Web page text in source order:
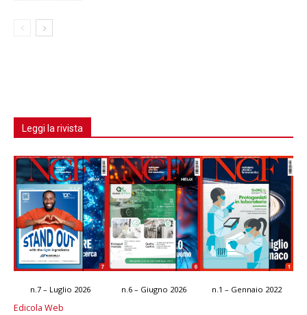
Leggi la rivista
n.7 – Luglio 2026 n.6 – Giugno 2026 n.1 – Gennaio 2022
Edicola Web